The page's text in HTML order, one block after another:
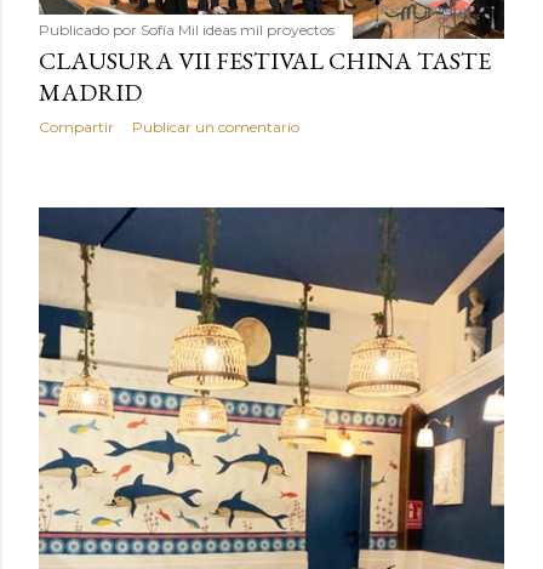
Publicado por Sofía Mil ideas mil proyectos
CLAUSURA VII FESTIVAL CHINA TASTE
MADRID
Compartir Publicar un comentario